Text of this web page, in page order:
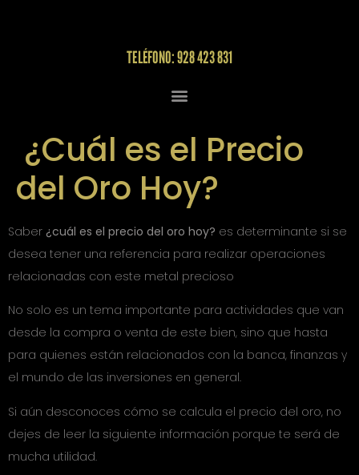
TELÉFONO: 928 423 831
¿Cuál es el Precio
del Oro Hoy?
Saber ¿cuál es el precio del oro hoy? es determinante si se
desea tener una referencia para realizar operaciones
relacionadas con este metal precioso
No solo es un tema importante para actividades que van
desde la compra o venta de este bien, sino que hasta
para quienes están relacionados con la banca, finanzas y
el mundo de las inversiones en general.
Si aún desconoces cómo se calcula el precio del oro, no
dejes de leer la siguiente información porque te será de
mucha utilidad.